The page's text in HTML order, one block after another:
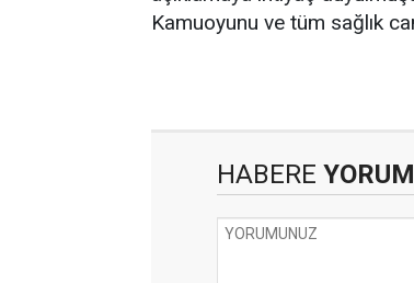
Kamuoyunu ve tüm sağlık
Erzurum İl
HABERE